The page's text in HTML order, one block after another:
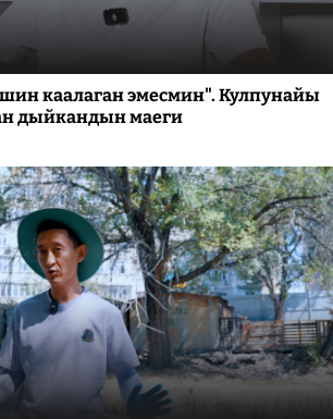
каалаган эмесмин". Кулпунайы
дыйкандын маеги